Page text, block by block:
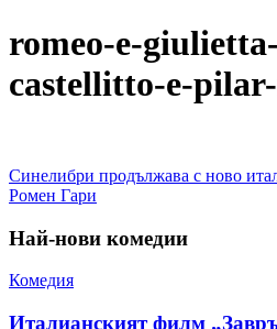
romeo-e-
castellitto-e-
Навигация
Синелибри продължава с ново
Ромен Гари
Най-нови комедии
Комедия
Италианският филм